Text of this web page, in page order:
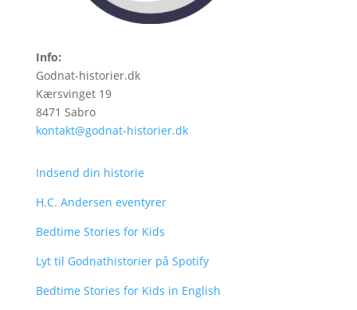
Info:
Godnat-historier.dk
Kærsvinget 19
8471 Sabro
kontakt@godnat-historier.dk
Indsend din historie
H.C. Andersen eventyrer
Bedtime Stories for Kids
Lyt til Godnathistorier på Spotify
Bedtime Stories for Kids in English